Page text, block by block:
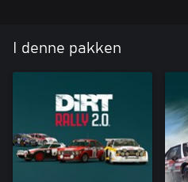
I denne pakken